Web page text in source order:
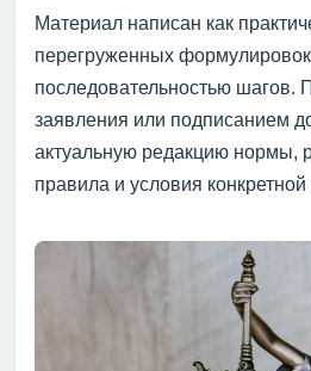
Материал написан как
перегруженных
последовательностью шагов.
заявления или подписанием
актуальную редакцию нормы,
правила и условия конкретной